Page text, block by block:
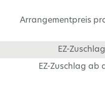
Arrangementpreis
EZ-
EZ-Zuschlag ab